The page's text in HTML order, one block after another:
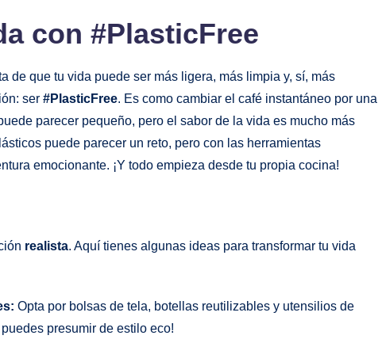
con #PlasticFree
de que tu vida puede ser más ligera, más limpia y, sí, más
ser #PlasticFree. Es como cambiar ⁤el café instantáneo ‌por una
parecer pequeño, pero el sabor de la vida es‌ mucho más
puede parecer un reto, pero con⁤ las herramientas
emocionante. ¡Y todo empieza desde tu propia​ cocina!
realista. Aquí tienes algunas ideas para transformar‍ tu vida
Opta por bolsas⁤ de tela, botellas reutilizables y utensilios de
presumir de​ estilo eco!